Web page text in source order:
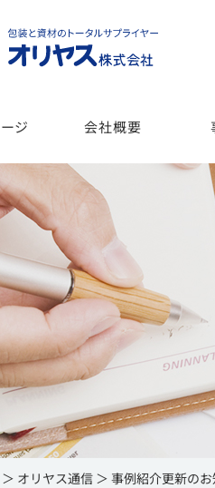
ジ 会社概要
オリヤス通信 事例紹介更新の